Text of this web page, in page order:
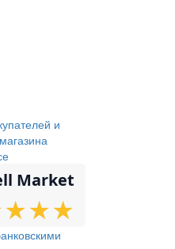
Market
★
★★
★★
★